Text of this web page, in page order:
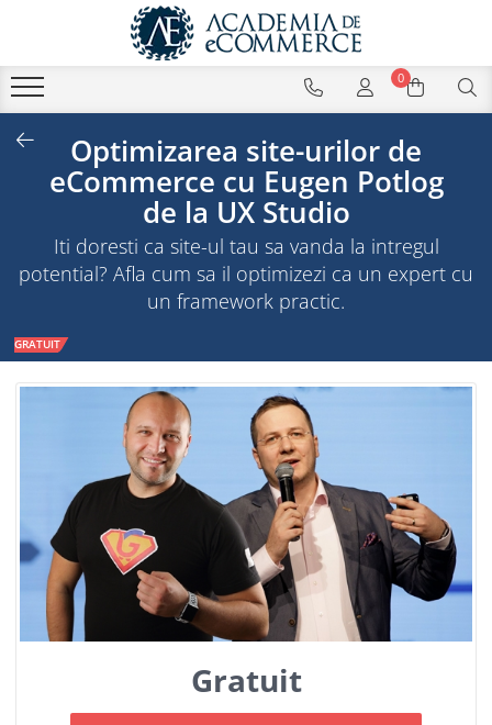
0
Optimizarea site-urilor de
eCommerce cu Eugen Potlog
de la UX Studio
Iti doresti ca site-ul tau sa vanda la intregul
potential? Afla cum sa il optimizezi ca un expert cu
un framework practic.
GRATUIT
Gratuit